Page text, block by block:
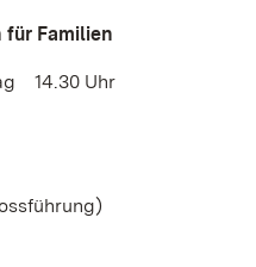
für Familien
14.30 Uhr